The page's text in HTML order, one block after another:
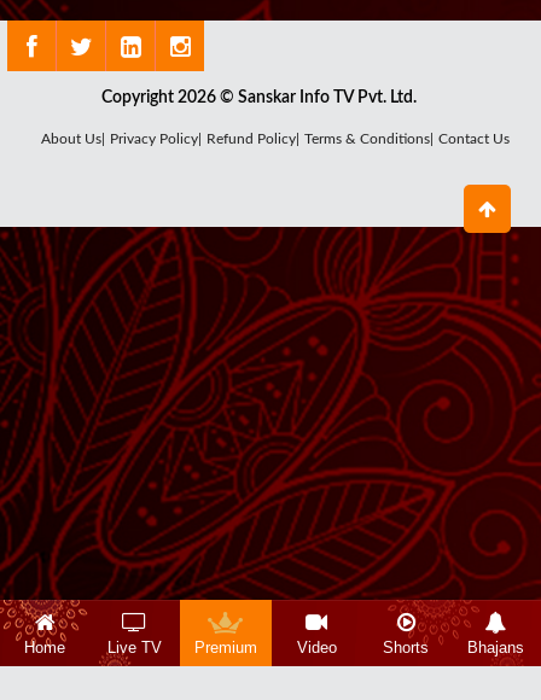
Copyright 2026 © Sanskar Info TV Pvt. Ltd.
About Us| Privacy Policy| Refund Policy| Terms & Conditions| Contact Us
Home Live TV Premium Video Shorts Bhajans